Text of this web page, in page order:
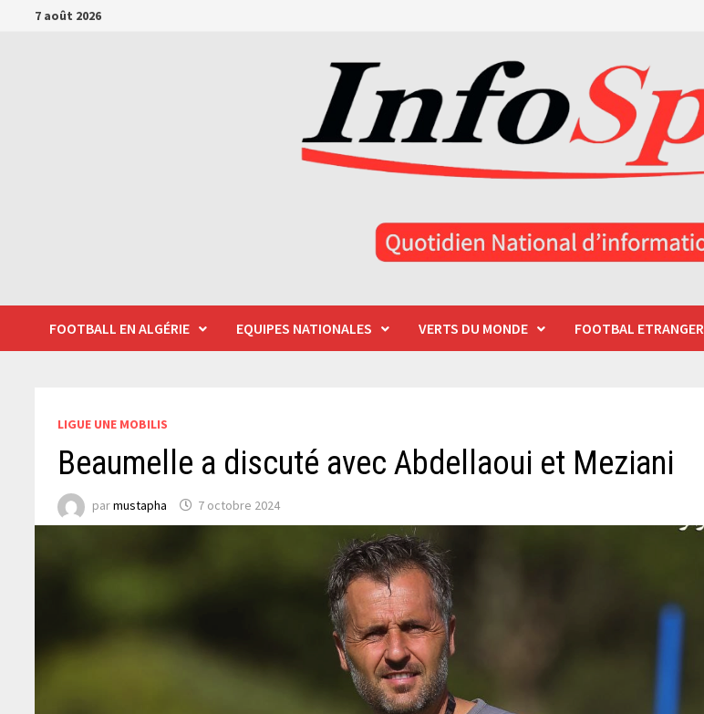
Passer7 août 2026
FOOTBALL EN ALGÉRIE EQUIPES NATIONALES VERTS DU MONDE FOOTBAL ETRANGER
LIGUE UNE MOBILIS
Beaumelle a discuté avec Abdellaoui et Meziani
parmustapha 7 octobre 2024